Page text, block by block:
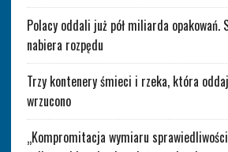
Polacy oddali już pół miliarda opakowań.
nabiera rozpędu
Trzy kontenery śmieci i rzeka, która
wrzucono
„Kompromitacja wymiaru